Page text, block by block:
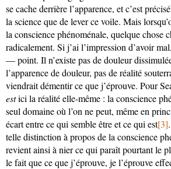
se cache derrière l’apparence, et c’est
la science que de lever ce voile. Mais
la conscience phénoménale, quelque chose
radicalement. Si j’ai l’impression d’avoir
— point. Il n’existe pas de douleur
l’apparence de douleur, pas de réalité
viendrait démentir ce que j’éprouve. Pour
estici la réalité elle-même : la conscience
seul domaine où l’on ne peut, même en
écart entre ce qui semble être et ce qui est[3]
telle distinction à propos de la conscience
revient ainsi à nier ce qui paraît pourtant le
le fait que ce que j’éprouve, je l’éprouve